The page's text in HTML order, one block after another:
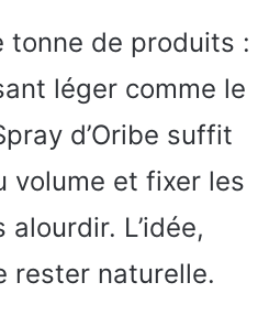
tonne de produits :
léger comme le
d’Oribe suffit
volume et fixer les
L’idée,
rester naturelle.